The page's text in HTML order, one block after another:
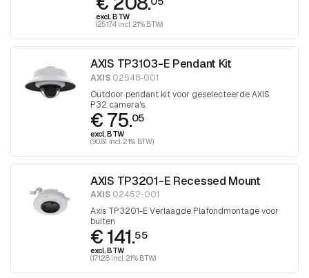
excl. BTW
(251.74 incl. 21% BTW)
AXIS TP3103-E Pendant Kit
AXIS 02548-001
Outdoor pendant kit voor geselecteerde AXIS
P32 camera's.
€ 75.05
excl. BTW
(90.81 incl. 21% BTW)
AXIS TP3201-E Recessed Mount
AXIS 02452-001
Axis TP3201-E Verlaagde Plafondmontage voor
buiten
€ 141.55
excl. BTW
(171.28 incl. 21% BTW)